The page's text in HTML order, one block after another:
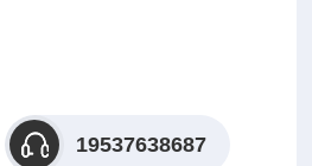
域。可选配 流通池适应不同安装需
19537638687